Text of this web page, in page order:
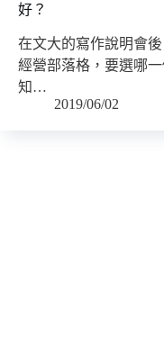
好？
在文大的寫作說明會
經營部落格，要選哪
知…
2019/06/02